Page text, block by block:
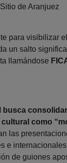
de Aranjuez
para visibilizar
un salto
llamándose
busca
como
las
e
de guiones